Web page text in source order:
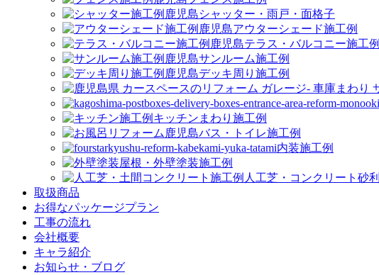
シャッター・雨戸・面格子
アウターシェード施工例
テラス・バルコニー施工例
サンルーム施工例
デッキ周り施工例
キッチンまわり施工例
バス・トイレ施工例
内装施工例
屋根・外壁塗装施工例
人工芝・コンクリート砂利
取扱商品
お得なパッケージプラン
工事の流れ
会社概要
キャラ紹介
お知らせ・ブログ